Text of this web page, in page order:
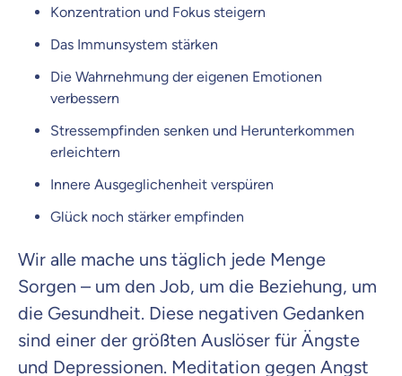
Konzentration und Fokus steigern
Das Immunsystem stärken
Die Wahrnehmung der eigenen Emotionen
verbessern
Stressempfinden senken und Herunterkommen
erleichtern
Innere Ausgeglichenheit verspüren
Glück noch stärker empfinden
Wir alle mache uns täglich jede Menge
Sorgen – um den Job, um die Beziehung, um
die Gesundheit. Diese negativen Gedanken
sind einer der größten Auslöser für Ängste
und Depressionen. Meditation gegen Angst